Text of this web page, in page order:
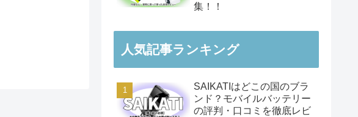
集！！
人気記事ランキング
SAIKATIはどこの国のブラ
ンド？モバイルバッテリー
の評判・口コミを徹底レビ